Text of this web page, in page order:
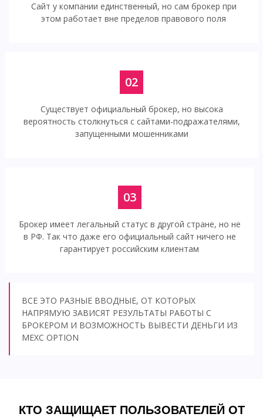
Сайт у компании единственный, но сам брокер при
этом работает вне пределов правового поля
02
Существует официальный брокер, но высока
вероятность столкнуться с сайтами-подражателями,
запущенными мошенниками
03
Брокер имеет легальный статус в другой стране, но не
в РФ. Так что даже его официальный сайт ничего не
гарантирует российским клиентам
ВСЕ ЭТО РАЗНЫЕ ВВОДНЫЕ, ОТ КОТОРЫХ
НАПРЯМУЮ ЗАВИСЯТ РЕЗУЛЬТАТЫ РАБОТЫ С
БРОКЕРОМ И ВОЗМОЖНОСТЬ ВЫВЕСТИ ДЕНЬГИ ИЗ
MEXC OPTION
КТО ЗАЩИЩАЕТ ПОЛЬЗОВАТЕЛЕЙ ОТ